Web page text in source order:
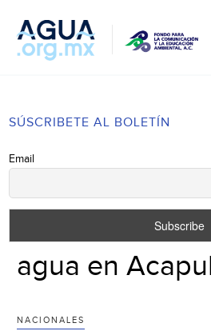
SÚSCRIBETE AL BOLETÍN
Email
agua en
NACIONALES